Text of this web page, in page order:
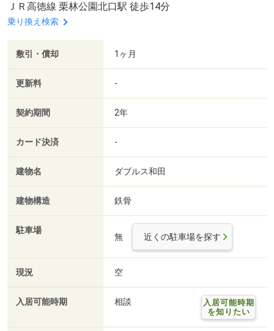
ＪＲ高徳線 栗林公園北口駅 徒歩14分
乗り換え検索
敷引・償却 1ヶ月
更新料 -
契約期間 2年
カード決済 -
建物名 ダブルス和田
建物構造 鉄骨
駐車場
無 近くの駐車場を探す
現況 空
入居可能時期 相談
入居可能時期
を知りたい